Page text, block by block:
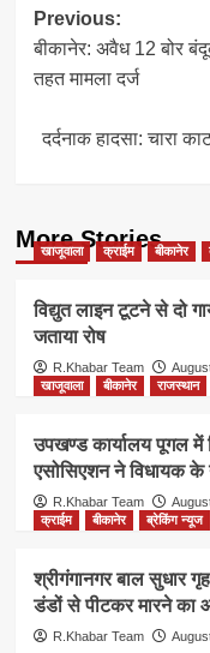
Post
navigation
Previous:
बीकानेर: अवैध 12 बोर
तहत मामला दर्ज
दर्दनाक हादसा: चारा
More Stories
खाजूवाला क्राईम बीकानेर
विद्युत लाइन टूटने से दो
जताया रोष
R.Khabar Team
खाजूवाला
बीकानेर राजस्थान
उपखण्ड कार्यालय पूगल में
एसोसिएशन ने विधायक के
R.Khabar Team
क्राईम
बीकानेर ब्रेकिंग न्यूज
श्रीगंगानगर बाल सुधार
डंडों से पीटकर मारने का
R.Khabar Team